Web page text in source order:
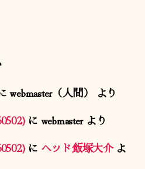
webmaster（人間）
より
に webmasterより
に ヘッド飯塚大介よ